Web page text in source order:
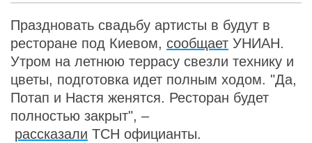
Праздновать свадьбу артисты в будут в
ресторане под Киевом, сообщает УНИАН.
Утром на летнюю террасу свезли технику и
цветы, подготовка идет полным ходом. "Да,
Потап и Настя женятся. Ресторан будет
полностью закрыт", –
рассказали ТСН официанты.